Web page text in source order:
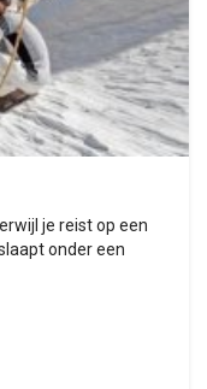
je reist op een
onder een